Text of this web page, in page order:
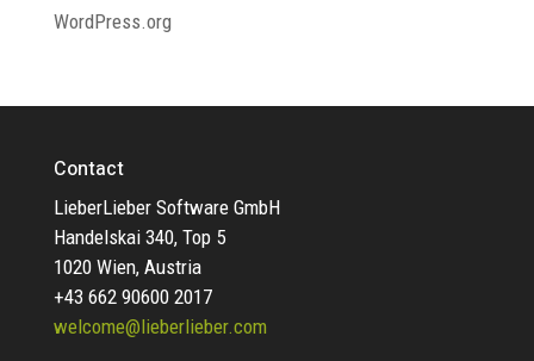
WordPress.org
Contact
LieberLieber Software GmbH
Handelskai 340, Top 5
1020 Wien, Austria
+43 662 90600 2017
welcome@lieberlieber.com